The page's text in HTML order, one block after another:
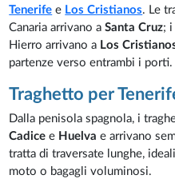
Tenerife e Los Cristianos. Le
Canaria arrivano aSanta Cruz; i
Hierro arrivano a Los
partenze verso entrambi i porti.
Traghetto per
Dalla penisola spagnola, i
Cadice e Huelva e arrivano
tratta di traversate lunghe,
moto o bagagli voluminosi.